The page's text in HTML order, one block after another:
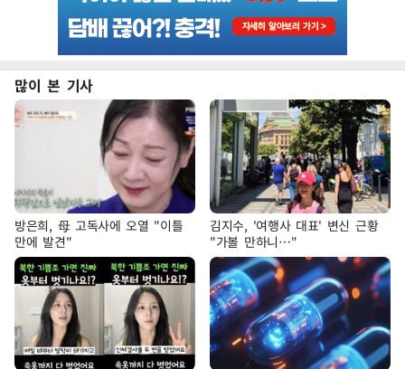
많이 본 기사
방은희, 母 고독사에 오열 "이틀
만에 발견"
김지수, '여행사 대표' 변신 근황
"가볼 만하니…"